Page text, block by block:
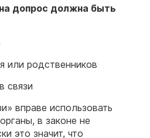
допрос должна быть
или родственников
связи
вправе использовать
в законе не
это значит, что